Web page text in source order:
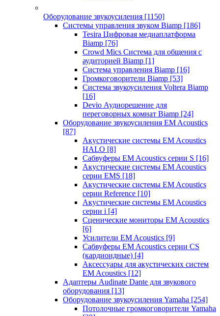
Оборудование звукоусиления [1150]
Системы управления звуком Biamp [186]
Tesira Цифровая медиаплатформа
Biamp [76]
Crowd Mics Система для общения с
аудиторией Biamp [1]
Система управления Biamp [16]
Громкоговорители Biamp [53]
Система звукоусиления Voltera Biamp
[16]
Devio Аудиорешение для
переговорных комнат Biamp [24]
Оборудование звукоусиления EM Acoustics
[87]
Акустические системы EM Acoustics
HALO [8]
Сабвуферы EM Acoustics серии S [16]
Акустические системы EM Acoustics
серии EMS [18]
Акустические системы EM Acoustics
серии Reference [10]
Акустические системы EM Acoustics
серии i [4]
Сценические мониторы EM Acoustics
[6]
Усилители EM Acoustics [9]
Сабвуферы EM Acoustics серии CS
(кардиоидные) [4]
Аксессуары для акустических систем
EM Acoustics [12]
Адаптеры Audinate Dante для звукового
оборудования [13]
Оборудование звукоусиления Yamaha [254]
Потолочные громкоговорители Yamaha